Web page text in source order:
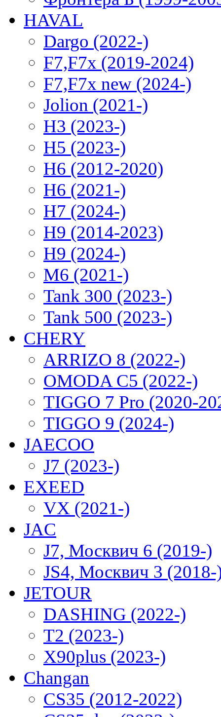
HAVAL
Dargo (2022-)
F7,F7x (2019-2024)
F7,F7x new (2024-)
Jolion (2021-)
H3 (2023-)
H5 (2023-)
H6 (2012-2020)
H6 (2021-)
H7 (2024-)
H9 (2014-2023)
H9 (2024-)
M6 (2021-)
Tank 300 (2023-)
Tank 500 (2023-)
CHERY
ARRIZO 8 (2022-)
OMODA C5 (2022-)
TIGGO 7 Pro (2020-
TIGGO 9 (2024-)
JAECOO
J7 (2023-)
EXEED
VX (2021-)
JAC
J7, Москвич 6 (2019-)
JS4, Москвич 3 (2018-
JETOUR
DASHING (2022-)
T2 (2023-)
X90plus (2023-)
Changan
CS35 (2012-2022)